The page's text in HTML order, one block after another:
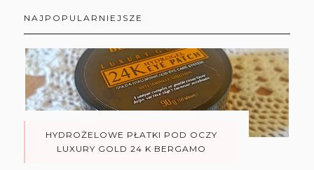
NAJPOPULARNIEJSZE
HYDROŻELOWE PŁATKI POD OCZY
LUXURY GOLD 24 K BERGAMO